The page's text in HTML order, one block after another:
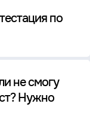
по
не смогу
Нужно